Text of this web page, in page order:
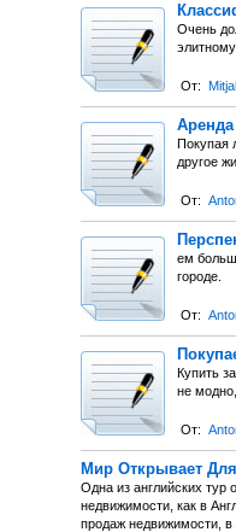
Очень
элитному.
От:
Покупая
другое
От:
ем
городе.
От:
Купить
не
От:
Мир Открывает
Одна из английских тур
недвижимости, как в
продаж недвижимости, в